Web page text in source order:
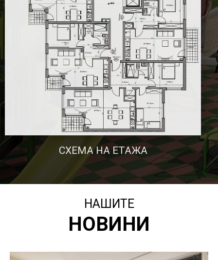
НАШИТЕ
НОВИНИ